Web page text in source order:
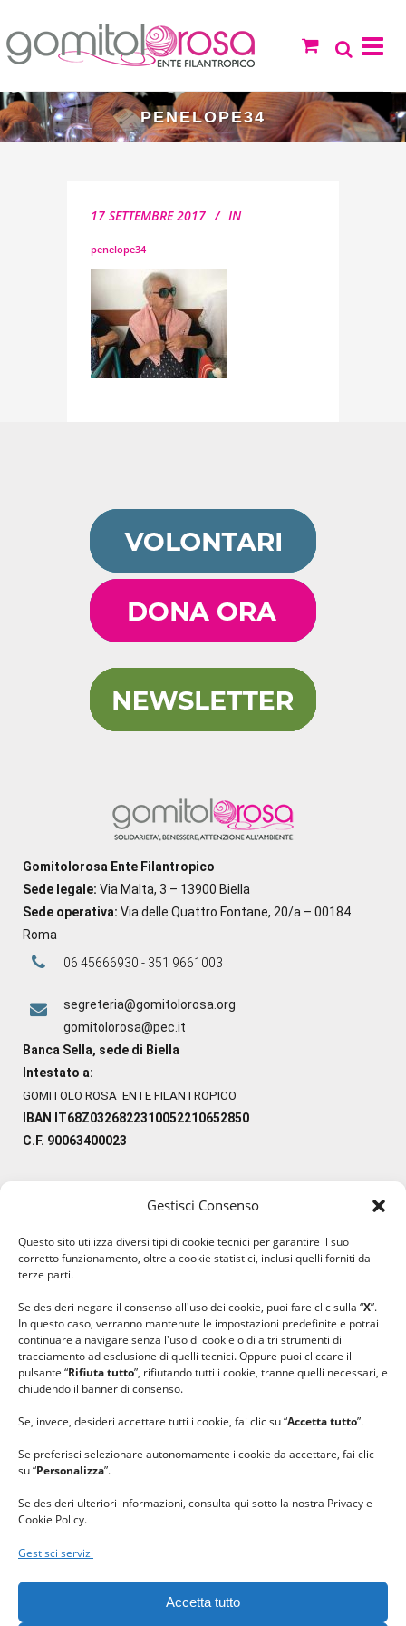
Gestisci Consenso
Questo sito utilizza diversi tipi di cookie tecnici per garantire il suo
corretto funzionamento, oltre a cookie statistici, inclusi quelli forniti da
terze parti.
Se desideri negare il consenso all'uso dei cookie, puoi fare clic sulla “X”.
In questo caso, verranno mantenute le impostazioni predefinite e potrai
continuare a navigare senza l'uso di cookie o di altri strumenti di
tracciamento ad esclusione di quelli tecnici. Oppure puoi cliccare il
pulsante “Rifiuta tutto”, rifiutando tutti i cookie, tranne quelli necessari, e
chiudendo il banner di consenso.
Se, invece, desideri accettare tutti i cookie, fai clic su “Accetta tutto”.
Se preferisci selezionare autonomamente i cookie da accettare, fai clic
su “Personalizza”.
Se desideri ulteriori informazioni, consulta qui sotto la nostra Privacy e
Cookie Policy.
Gestisci servizi
Accetta tutto
PENELOPE34
17 SETTEMBRE 2017 IN
penelope34
Gomitolorosa Ente Filantropico
Sede legale: Via Malta, 3 – 13900 Biella
Sede operativa: Via delle Quattro Fontane, 20/a – 00184
Roma
06 45666930 - 351 9661003
segreteria@gomitolorosa.org
gomitolorosa@pec.it
Banca Sella, sede di Biella
Intestato a:
GOMITOLO ROSA ENTE FILANTROPICO
IBAN IT68Z0326822310052210652850
C.F. 90063400023
#lanaterapia
#ilcaloredellempatia